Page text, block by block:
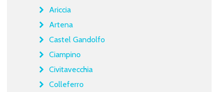
Ariccia
Artena
Castel Gandolfo
Ciampino
Civitavecchia
Colleferro